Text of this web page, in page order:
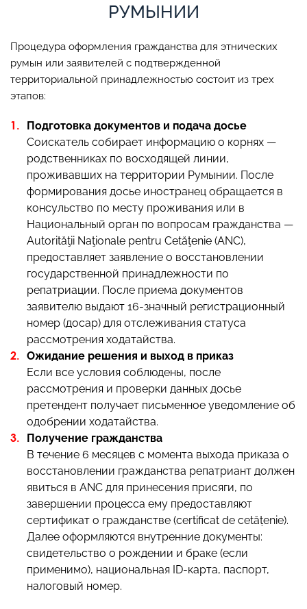
РУМЫНИИ
Процедура оформления гражданства для этнических
румын или заявителей с подтвержденной
территориальной принадлежностью состоит из трех
этапов:
Подготовка документов и подача досье
Соискатель собирает информацию о корнях —
родственниках по восходящей линии,
проживавших на территории Румынии. После
формирования досье иностранец обращается в
консульство по месту проживания или в
Национальный орган по вопросам гражданства —
Autorităţii Naţionale pentru Cetăţenie (ANC),
предоставляет заявление о восстановлении
государственной принадлежности по
репатриации. После приема документов
заявителю выдают 16-значный регистрационный
номер (досар) для отслеживания статуса
рассмотрения ходатайства.
Ожидание решения и выход в приказ
Если все условия соблюдены, после
рассмотрения и проверки данных досье
претендент получает письменное уведомление об
одобрении ходатайства.
Получение гражданства
В течение 6 месяцев с момента выхода приказа о
восстановлении гражданства репатриант должен
явиться в ANC для принесения присяги, по
завершении процесса ему предоставляют
сертификат о гражданстве (certificat de cetățenie).
Далее оформляются внутренние документы:
свидетельство о рождении и браке (если
применимо), национальная ID-карта, паспорт,
налоговый номер.